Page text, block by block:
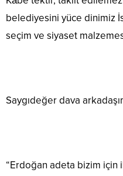
belediyesini yüce dinimiz
seçim ve siyaset
Saygıdeğer dava
“Erdoğan adeta bizim